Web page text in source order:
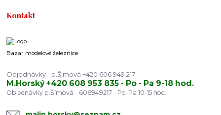
Kontakt
Bazar modelové železnice
Objednávky - p.Šímová +420 606 949 217
M.Horský +420 608 953 835 - Po - Pa 9-18 hod.
Objednávky p.Šímová - 606949217 - Po-Pa 10-15 hod.